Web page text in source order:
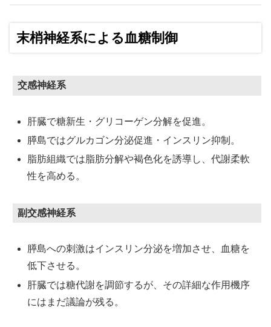
末梢神経系による血糖制御
交感神経系
肝臓で糖新生・グリコーゲン分解を促進。
膵島ではグルカゴン分泌促進・インスリン抑制。
脂肪組織では脂肪分解や褐色化を誘導し、代謝柔軟
性を高める。
副交感神経系
膵島への刺激はインスリン分泌を増加させ、血糖を
低下させる。
肝臓では糖代謝を調節するが、その詳細な作用機序
にはまだ議論が残る。